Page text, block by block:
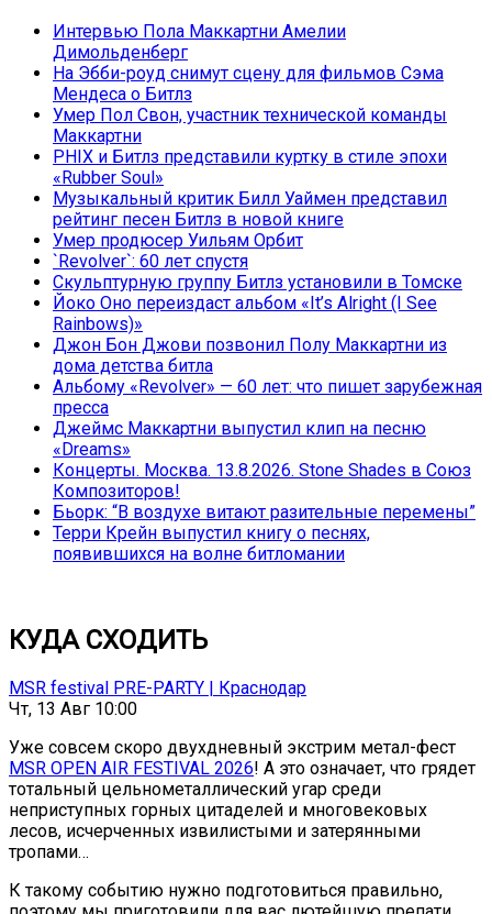
Интервью Пола Маккартни Амелии
Димольденберг
На Эбби-роуд снимут сцену для фильмов Сэма
Мендеса о Битлз
Умер Пол Свон, участник технической команды
Маккартни
PHIX и Битлз представили куртку в стиле эпохи
«Rubber Soul»
Музыкальный критик Билл Уаймен представил
рейтинг песен Битлз в новой книге
Умер продюсер Уильям Орбит
`Revolver`: 60 лет спустя
Скульптурную группу Битлз установили в Томске
Йоко Оно переиздаст альбом «It’s Alright (I See
Rainbows)»
Джон Бон Джови позвонил Полу Маккартни из
дома детства битла
Альбому «Revolver» — 60 лет: что пишет зарубежная
пресса
Джеймс Маккартни выпустил клип на песню
«Dreams»
Концерты. Москва. 13.8.2026. Stone Shades в Союз
Композиторов!
Бьорк: “В воздухе витают разительные перемены”
Терри Крейн выпустил книгу о песнях,
появившихся на волне битломании
КУДА СХОДИТЬ
MSR festival PRE-PARTY | Краснодар
Чт, 13 Авг 10:00
Уже совсем скоро двухдневный экстрим метал-фест
MSR OPEN AIR FESTIVAL 2026! А это означает, что грядет
тотальный цельнометаллический угар среди
неприступных горных цитаделей и многовековых
лесов, исчерченных извилистыми и затерянными
тропами…
К такому событию нужно подготовиться правильно,